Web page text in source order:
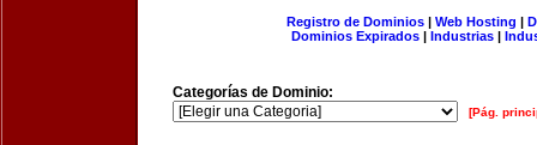
Registro de Dominios| Web Hosting |
Dominios Expirados | Industrias |
Categorías de Dominio:
[Pág.